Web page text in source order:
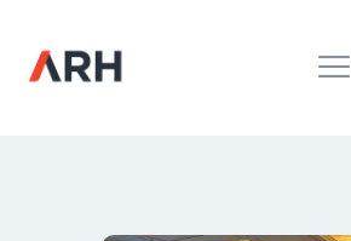
MUH. ARIEF ROSYID